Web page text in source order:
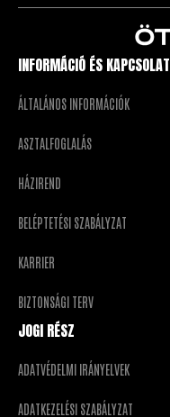
INFORMÁCIÓ ÉS KAPCSOLAT
ÁLTALÁNOS INFORMÁCIÓK
ASZTALFOGLALÁS
HÁZIREND
BELÉPTETÉSI SZABÁLYZAT
KARRIER
BIZTONSÁGI TERV
JOGI RÉSZ
ADATVÉDELMI IRÁNYELVEK
ADATKEZELÉSI SZABÁLYZAT